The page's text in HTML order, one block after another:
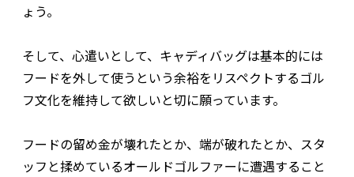
ょう。
そして、心遣いとして、キャディバッグは基本的には
フードを外して使うという余裕をリスペクトするゴル
フ文化を維持して欲しいと切に願っています。
フードの留め金が壊れたとか、端が破れたとか、スタ
ッフと揉めているオールドゴルファーに遭遇すること